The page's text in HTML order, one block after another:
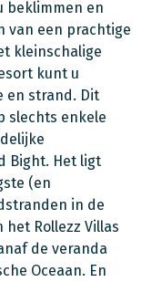
beklimmen en
van een prachtige
kleinschalige
kunt u
en strand. Dit
slechts enkele
Bight. Het ligt
(en
in de
het Rollezz Villas
de veranda
Oceaan. En